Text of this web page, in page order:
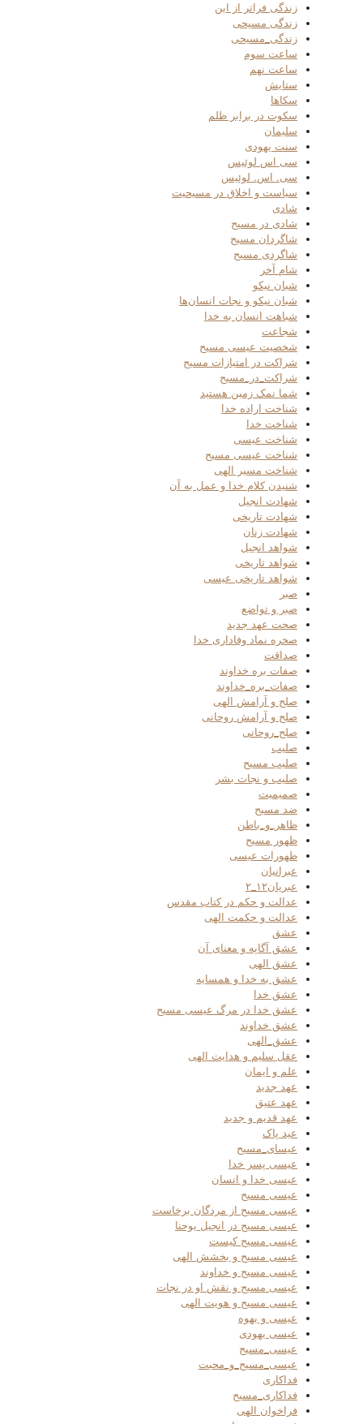
زندگی فراتر از این
زندگی مسیحی
زندگی_مسیحی
ساعت سوم
ساعت نهم
ستایش
سکاها
سکوت در برابر ظلم
سلیمان
سنت یهودی
سی اس لوئیس
سی. اس. لوئیس
سیاست و اخلاق در مسیحیت
شادی
شادی در مسیح
شاگردان مسیح
شاگردی مسیح
شام آخر
شبان نیکو
شبان نیکو و نجات انسان‌ها
شباهت انسان به خدا
شجاعت
شخصیت عیسی مسیح
شراکت در امتیازات مسیح
شراکت_در_مسیح
شما نمک زمین هستید
شناخت اراده خدا
شناخت خدا
شناخت عیسی
شناخت عیسی مسیح
شناخت مسیر الهی
شنیدن کلام خدا و عمل به آن
شهادت انجیل
شهادت تاریخی
شهادت زنان
شواهد انجیل
شواهد تاریخی
شواهد تاریخی عیسی
صبر
صبر و تواضع
صحت عهد جدید
صخره نماد وفاداری خدا
صداقت
صفات بره خداوند
صفات_بره_خداوند
صلح و آرامش الهی
صلح و آرامش روحانی
صلح_روحانی
صلیب
صلیب مسیح
صلیب و نجات بشر
صمیمیت
ضد مسیح
ظاهر_و_باطن
ظهور مسیح
ظهورات عیسی
عبرانیان
عبریان۱۲_۲
عدالت و حکم در کتاب مقدس
عدالت و حکمت الهی
عشق
عشق آگاپه و معنای آن
عشق الهی
عشق به خدا و همسایه
عشق خدا
عشق خدا در مرگ عیسی مسیح
عشق خداوند
عشق_الهی
عقل سلیم و هدایت الهی
علم و ایمان
عهد جدید
عهد عتیق
عهد قدیم و جدید
عید پاک
عیسای_مسیح
عیسی پسر خدا
عیسی خدا و انسان
عیسی مسیح
عیسی مسیح از مردگان برخاست
عیسی مسیح در انجیل یوحنا
عیسی مسیح کیست
عیسی مسیح و بخشش الهی
عیسی مسیح و خداوند
عیسی مسیح و نقش او در نجات
عیسی مسیح و هویت الهی
عیسی و یهوه
عیسی یهودی
عیسی_مسیح
عیسی_مسیح_و_محبت
فداکاری
فداکاری_مسیح
فراخوان الهی